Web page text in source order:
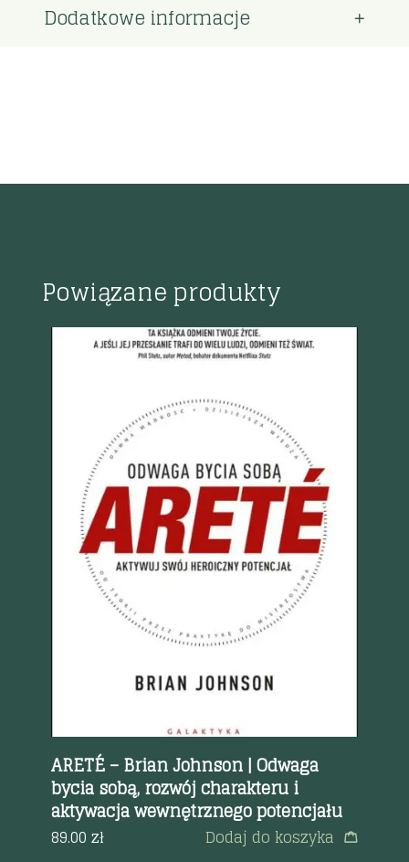
Dodatkowe informacje
Powiązane produkty
Szybki podgląd
ARETÉ – Brian Johnson | Odwaga
bycia sobą, rozwój charakteru i
aktywacja wewnętrznego potencjału
89.00zł Dodaj do koszyka